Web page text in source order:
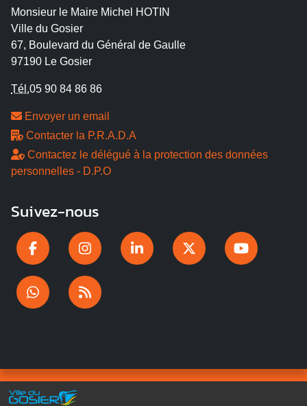
Monsieur le Maire Michel HOTIN
Ville du Gosier
67, Boulevard du Général de Gaulle
97190 Le Gosier
Tél.05 90 84 86 86
Envoyer un email
Contacter la P.R.A.D.A
Contactez le délégué à la protection des données
personnelles - D.P.O
Suivez-nous
Gosier Connecté